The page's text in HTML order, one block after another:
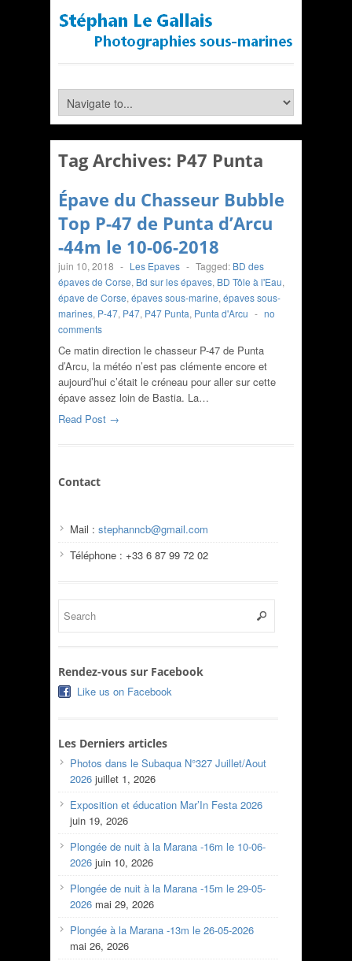
Tag Archives: P47 Punta
Épave du Chasseur Bubble
Top P-47 de Punta d’Arcu
-44m le 10-06-2018
juin 10, 2018 - Les Epaves - Tagged: BD des
épaves de Corse, Bd sur les épaves, BD Tôle à l'Eau,
épave de Corse, épaves sous-marine, épaves sous-
marines, P-47, P47, P47 Punta, Punta d'Arcu - no
comments
Ce matin direction le chasseur P-47 de Punta
d’Arcu, la météo n’est pas clémente encore et
aujourd’hui c’était le créneau pour aller sur cette
épave assez loin de Bastia. La…
Read Post →
Contact
Mail : stephanncb@gmail.com
Téléphone : +33 6 87 99 72 02
Rendez-vous sur Facebook
Like us on Facebook
Les Derniers articles
Photos dans le Subaqua N°327 Juillet/Aout
2026 juillet 1, 2026
Exposition et éducation Mar’In Festa 2026
juin 19, 2026
Plongée de nuit à la Marana -16m le 10-06-
2026 juin 10, 2026
Plongée de nuit à la Marana -15m le 29-05-
2026 mai 29, 2026
Plongée à la Marana -13m le 26-05-2026
mai 26, 2026